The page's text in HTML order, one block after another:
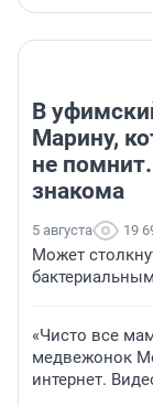
В
Марину,
не
знакома
5 августа 19
Может
«Чисто все
медвежонок
интернет.